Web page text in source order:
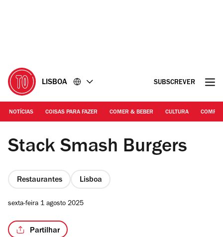
LISBOA SUBSCREVER
NOTÍCIAS COISAS PARA FAZER COMER & BEBER CULTURA
Rita Chantre | Stack Smash Burgers
Stack Smash Burgers
Restaurantes Lisboa
sexta-feira 1 agosto 2025
Partilhar